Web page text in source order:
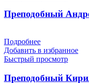
Преподобный
Подробнее
Добавить в избранное
Быстрый просмотр
Преподобный